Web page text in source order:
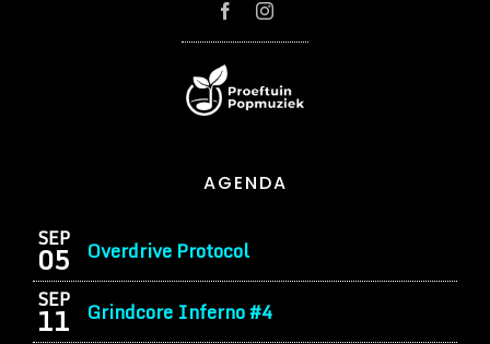
AGENDA
SEP
05 Overdrive Protocol
SEP
11 Grindcore Inferno #4